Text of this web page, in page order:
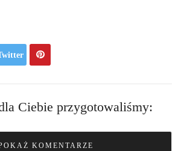
Ciebie przygotowaliśmy:
KOMENTARZE